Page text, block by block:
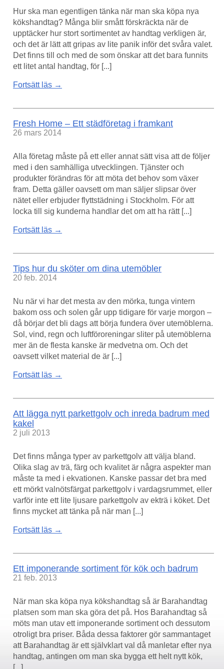
Hur ska man egentligen tänka när man ska köpa nya
kökshandtag? Många blir smått förskräckta när de
upptäcker hur stort sortimentet av handtag verkligen är,
och det är lätt att gripas av lite panik inför det svåra valet.
Det finns till och med de som önskar att det bara funnits
ett litet antal handtag, för [...]
Fortsätt läs →
Fresh Home – Ett städföretag i framkant
26 mars 2014
Alla företag måste på ett eller annat sätt visa att de följer
med i den samhälliga utvecklingen. Tjänster och
produkter förändras för att möta det behov som växer
fram. Detta gäller oavsett om man säljer slipsar över
nätet eller erbjuder flyttstädning i Stockholm. För att
locka till sig kunderna handlar det om att ha rätt [...]
Fortsätt läs →
Tips hur du sköter om dina utemöbler
20 feb. 2014
Nu när vi har det mesta av den mörka, tunga vintern
bakom oss och solen går upp tidigare för varje morgon –
då börjar det bli dags att börja fundera över utemöblerna.
Sol, vind, regn och luftföroreningar sliter på utemöblerna
mer än de flesta kanske är medvetna om. Och det
oavsett vilket material de är [...]
Fortsätt läs →
Att lägga nytt parkettgolv och inreda badrum med
kakel
2 juli 2013
Det finns många typer av parkettgolv att välja bland.
Olika slag av trä, färg och kvalitet är några aspekter man
måste ta med i ekvationen. Kanske passar det bra med
ett mörkt valnötsfärgat parkettgolv i vardagsrummet, eller
varför inte ett lite ljusare parkettgolv av ekträ i köket. Det
finns mycket att tänka på när man [...]
Fortsätt läs →
Ett imponerande sortiment för kök och badrum
21 feb. 2013
När man ska köpa nya kökshandtag så är Barahandtag
platsen som man ska göra det på. Hos Barahandtag så
möts man utav ett imponerande sortiment och dessutom
otroligt bra priser. Båda dessa faktorer gör sammantaget
att Barahandtag är ett självklart val då manletar efter nya
handtag, antingen om man ska bygga ett helt nytt kök,
[...]